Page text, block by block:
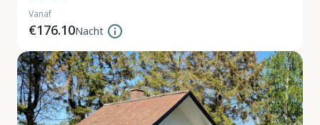
Vanaf
€176.10Nacht